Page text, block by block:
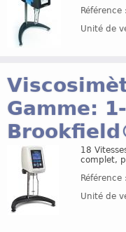
Unité de
Gamme:
18
complet,
Unité de